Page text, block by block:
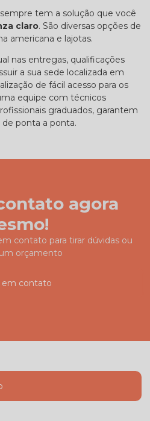
tem a solução que você
claro. São diversas opções de
americana e lajotas.
nas entregas, qualificações
a sua sede localizada em
de fácil acesso para os
equipe com técnicos
graduados, garantem
ponta a ponta.
agora
contato para tirar dúvidas ou
orçamento
em contato